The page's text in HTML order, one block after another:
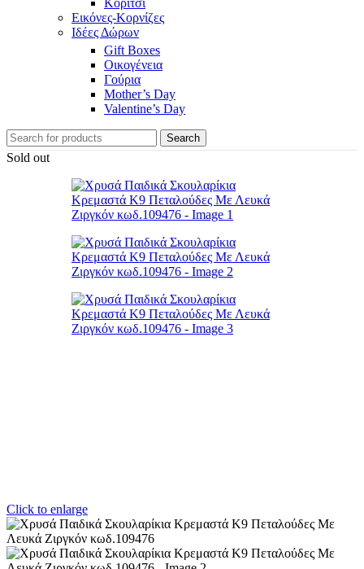
Κορίτσι
Εικόνες-Κορνίζες
Ιδέες Δώρων
Gift Boxes
Οικογένεια
Γούρια
Mother’s Day
Valentine’s Day
Search
Sold out
Click to enlarge